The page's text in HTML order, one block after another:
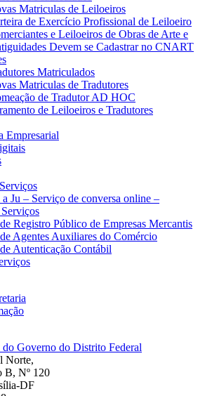
Matriculas de Leiloeiros
de Exercício Profissional de Leiloeiro
e Leiloeiros de Obras de Arte e
Devem se Cadastrar no CNART
Matriculados
Matriculas de Tradutores
de Tradutor AD HOC
de Leiloeiros e Tradutores
Empresarial
Ju – Serviço de conversa online –
Registro Público de Empresas Mercantis
Agentes Auxiliares do Comércio
Autenticação Contábil
do Governo do Distrito Federal
Norte,
B, Nº 120
DF